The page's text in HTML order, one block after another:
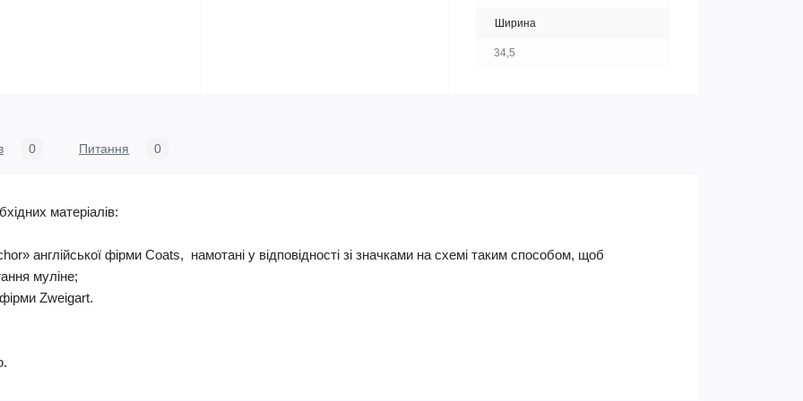
Ширина
34,5
0 Питання 0
матеріалів:
англійської фірми Coats, намотані у відповідності зі значками на схемі таким способом, щоб
муліне;
Zweigart.